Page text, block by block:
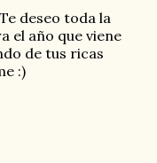
deseo toda la
el año que viene
de tus ricas
:)